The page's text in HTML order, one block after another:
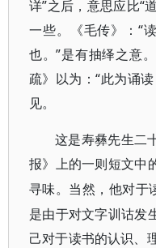
详”之后，意思应比“
一些。《毛传》：“
也。”是有抽绎之意
疏》以为：“此为诵
见。
这是寿彝先生二
报》上的一则短文中
寻味。当然，他对于
是由于对文字训诂发
己对于读书的认识、